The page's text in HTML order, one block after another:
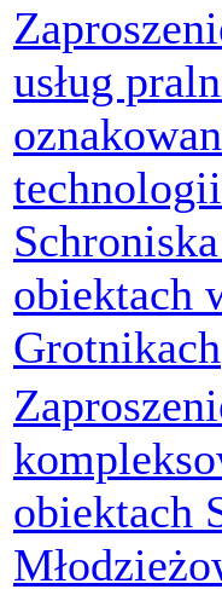
usług
obiektach
Grotnikach
obiektach